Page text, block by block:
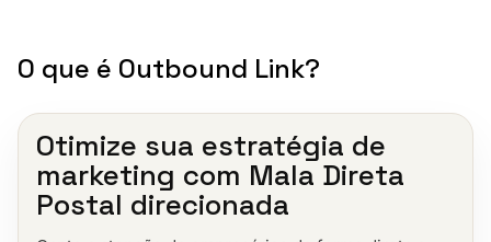
O que é Outbound Link?
Otimize sua estratégia de
marketing com Mala Direta
Postal direcionada